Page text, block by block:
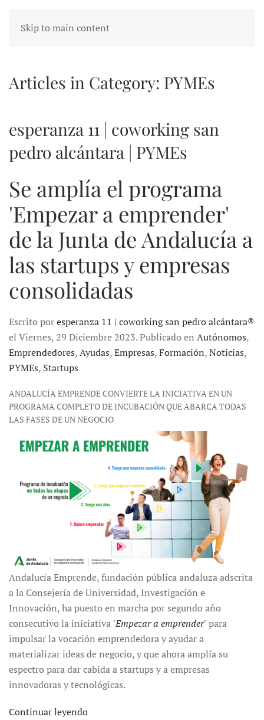
Skip to main content
Articles in Category: PYMEs
esperanza 11 | coworking san
pedro alcántara | PYMEs
Se amplía el programa
'Empezar a emprender'
de la Junta de Andalucía a
las startups y empresas
consolidadas
Escrito poresperanza 11 | coworking san pedro alcántara®
el Viernes, 29 Diciembre 2023. Publicado en Autónomos,
Emprendedores,Ayudas,Empresas,Formación,Noticias,
PYMEs, Startups
ANDALUCÍA EMPRENDE CONVIERTE LA INICIATIVA EN UN
PROGRAMA COMPLETO DE INCUBACIÓN QUE ABARCA TODAS
LAS FASES DE UN NEGOCIO
Andalucía Emprende, fundación pública andaluza adscrita
a la Consejería de Universidad, Investigación e
Innovación, ha puesto en marcha por segundo año
consecutivo la iniciativa 'Empezar a emprender' para
impulsar la vocación emprendedora y ayudar a
materializar ideas de negocio, y que ahora amplía su
espectro para dar cabida a startups y a empresas
innovadoras y tecnológicas.
Continuar leyendo